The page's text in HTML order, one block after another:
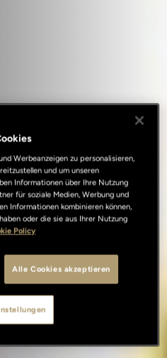
Werbeanzeigen zu personalisieren,
und um unseren
Informationen über Ihre Nutzung
für soziale Medien, Werbung und
Informationen kombinieren können,
oder die sie aus Ihrer Nutzung
Policy
Alle Cookies akzeptieren